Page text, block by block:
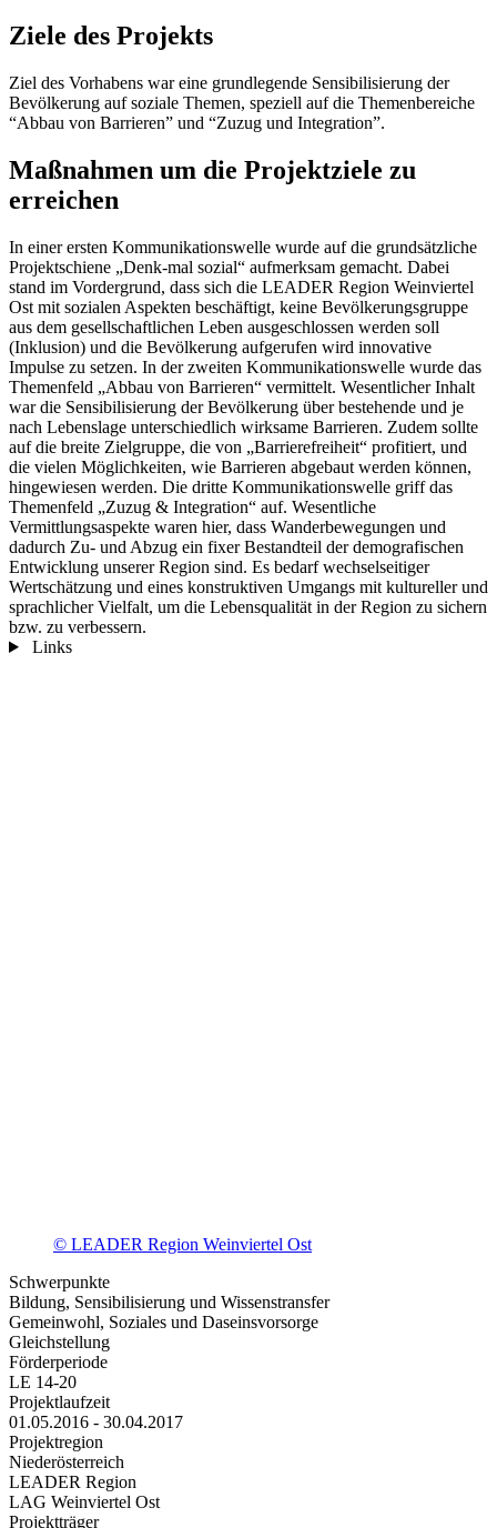
Ziele des Projekts
Ziel des Vorhabens war eine grundlegende Sensibilisierung der
Bevölkerung auf soziale Themen, speziell auf die Themenbereiche
“Abbau von Barrieren” und “Zuzug und Integration”.
Maßnahmen um die Projektziele zu
erreichen
In einer ersten Kommunikationswelle wurde auf die grundsätzliche
Projektschiene „Denk-mal sozial“ aufmerksam gemacht. Dabei
stand im Vordergrund, dass sich die LEADER Region Weinviertel
Ost mit sozialen Aspekten beschäftigt, keine Bevölkerungsgruppe
aus dem gesellschaftlichen Leben ausgeschlossen werden soll
(Inklusion) und die Bevölkerung aufgerufen wird innovative
Impulse zu setzen. In der zweiten Kommunikationswelle wurde das
Themenfeld „Abbau von Barrieren“ vermittelt. Wesentlicher Inhalt
war die Sensibilisierung der Bevölkerung über bestehende und je
nach Lebenslage unterschiedlich wirksame Barrieren. Zudem sollte
auf die breite Zielgruppe, die von „Barrierefreiheit“ profitiert, und
die vielen Möglichkeiten, wie Barrieren abgebaut werden können,
hingewiesen werden. Die dritte Kommunikationswelle griff das
Themenfeld „Zuzug & Integration“ auf. Wesentliche
Vermittlungsaspekte waren hier, dass Wanderbewegungen und
dadurch Zu- und Abzug ein fixer Bestandteil der demografischen
Entwicklung unserer Region sind. Es bedarf wechselseitiger
Wertschätzung und eines konstruktiven Umgangs mit kultureller und
sprachlicher Vielfalt, um die Lebensqualität in der Region zu sichern
bzw. zu verbessern.
Links
© LEADER Region Weinviertel Ost
Schwerpunkte
Bildung, Sensibilisierung und Wissenstransfer
Gemeinwohl, Soziales und Daseinsvorsorge
Gleichstellung
Förderperiode
LE 14-20
Projektlaufzeit
01.05.2016 - 30.04.2017
Projektregion
Niederösterreich
LEADER Region
LAG Weinviertel Ost
Projektträger